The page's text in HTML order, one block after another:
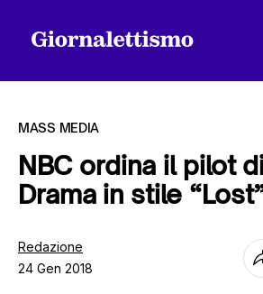
Tutti gli articoli
Chi siamo
MASS MEDIA
NBC ordina il pilot
Drama in stile
Redazione
24 Gen 2018